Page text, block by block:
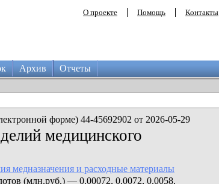
О проекте Помощь Контакты
Архив Отчеты
форме) 44-45692902 от 2026-05-29
медицинского
медназначения и расходные материалы
(млн.руб.) — 0.00072, 0.0072, 0.0058,